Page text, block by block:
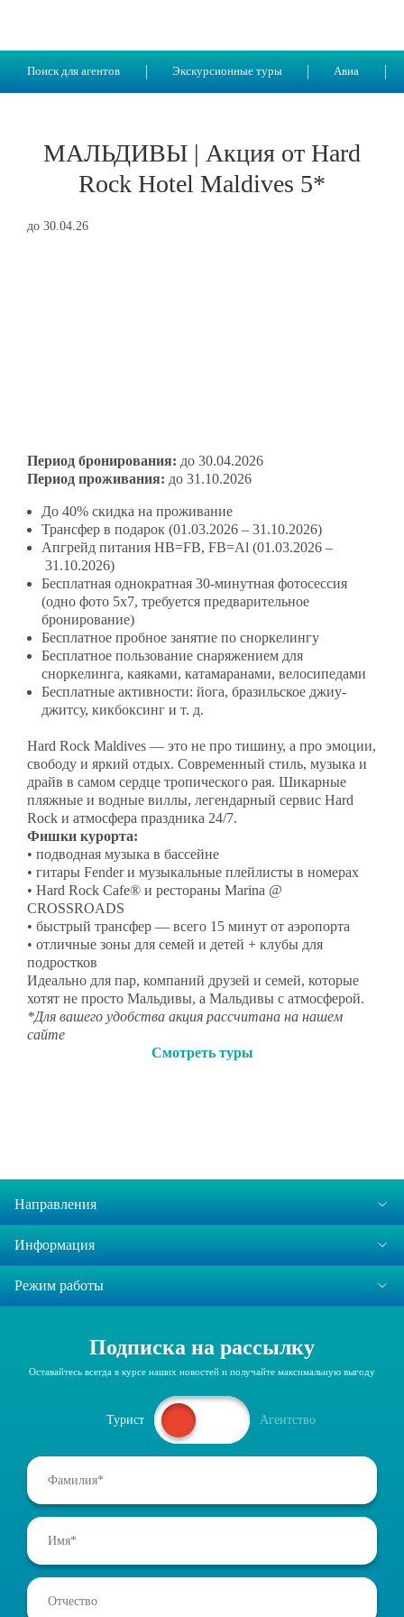
Поиск для агентов Экскурсионные туры Авиа
МАЛЬДИВЫ | Акция от Hard
Rock Hotel Maldives 5*
до 30.04.26
Период бронирования: до 30.04.2026
Период проживания: до 31.10.2026
До 40% скидка на проживание
Трансфер в подарок (01.03.2026 – 31.10.2026)
Апгрейд питания HB=FB, FB=Al (01.03.2026 –
31.10.2026)
Бесплатная однократная 30-минутная фотосессия
(одно фото 5х7, требуется предварительное
бронирование)
Бесплатное пробное занятие по сноркелингу
Бесплатное пользование снаряжением для
сноркелинга, каяками, катамаранами, велосипедами
Бесплатные активности: йога, бразильское джиу-
джитсу, кикбоксинг и т. д.
Hard Rock Maldives — это не про тишину, а про эмоции,
свободу и яркий отдых. Современный стиль, музыка и
драйв в самом сердце тропического рая. Шикарные
пляжные и водные виллы, легендарный сервис Hard
Rock и атмосфера праздника 24/7.
Фишки курорта:
• подводная музыка в бассейне
• гитары Fender и музыкальные плейлисты в номерах
• Hard Rock Cafe® и рестораны Marina @
CROSSROADS
• быстрый трансфер — всего 15 минут от аэропорта
• отличные зоны для семей и детей + клубы для
подростков
Идеально для пар, компаний друзей и семей, которые
хотят не просто Мальдивы, а Мальдивы с атмосферой.
*Для вашего удобства акция рассчитана на нашем
сайте
Смотреть туры
Направления
Информация
Режим работы
Подписка на рассылку
Оставайтесь всегда в курсе наших новостей и получайте максимальную выгоду
Турист Агентство